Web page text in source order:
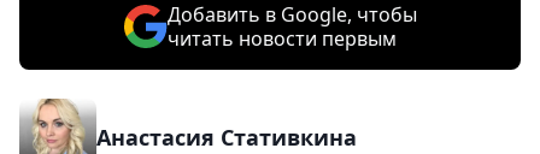
Добавить в Google, чтобы
читать новости первым
Анастасия Стативкина